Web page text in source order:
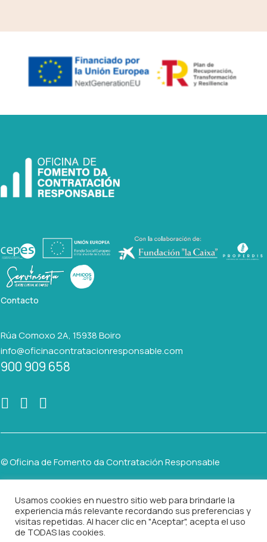
Contacto
Rúa Comoxo 2A, 15938 Boiro
info@oficinacontratacionresponsable.com
900 909 658
© Oficina de Fomento da Contratación Responsable
AVISO LEGAL
POLÍTICA DE PRIVACIDAD
Usamos cookies en nuestro sitio web para brindarle la
experiencia más relevante recordando sus preferencias y
visitas repetidas. Al hacer clic en "Aceptar", acepta el uso
de TODAS las cookies.